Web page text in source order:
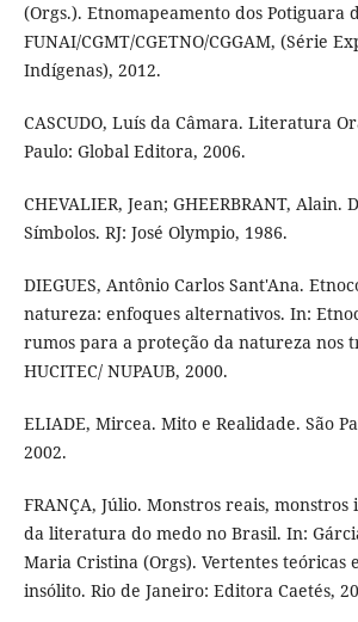
(Orgs.). Etnomapeamento dos Potiguara
FUNAI/CGMT/CGETNO/CGGAM, (Série
Indígenas), 2012.
CASCUDO, Luís da Câmara. Literatura
Paulo: Global Editora, 2006.
CHEVALIER, Jean; GHEERBRANT, Alain.
Símbolos. RJ: José Olympio, 1986.
DIEGUES, Antônio Carlos Sant'Ana.
natureza: enfoques alternativos. In:
rumos para a proteção da natureza nos
HUCITEC/ NUPAUB, 2000.
ELIADE, Mircea. Mito e Realidade. São
2002.
FRANÇA, Júlio. Monstros reais, monstros
da literatura do medo no Brasil. In:
Maria Cristina (Orgs). Vertentes teóricas
insólito. Rio de Janeiro: Editora Caetés,